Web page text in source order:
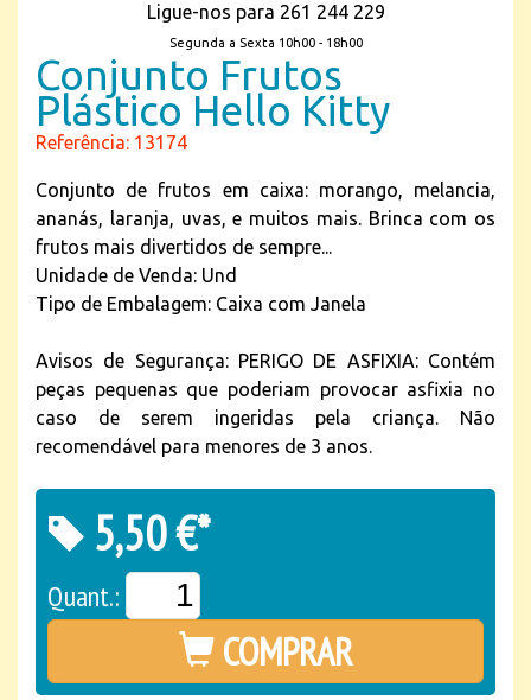
Ligue-nos para 261 244 229
Segunda a Sexta 10h00 - 18h00
Conjunto Frutos
Plástico Hello Kitty
Referência: 13174
Conjunto de frutos em caixa: morango, melancia,
ananás, laranja, uvas, e muitos mais. Brinca com os
frutos mais divertidos de sempre...
Unidade de Venda: Und
Tipo de Embalagem: Caixa com Janela
Avisos de Segurança: PERIGO DE ASFIXIA: Contém
peças pequenas que poderiam provocar asfixia no
caso de serem ingeridas pela criança. Não
recomendável para menores de 3 anos.
5,50 €*
Quant.:
COMPRAR